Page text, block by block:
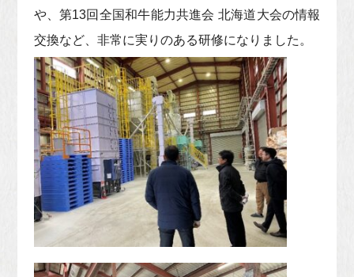
や、第13回全国和牛能力共進会 北海道大会の情報
交換など、非常に実りのある研修になりました。